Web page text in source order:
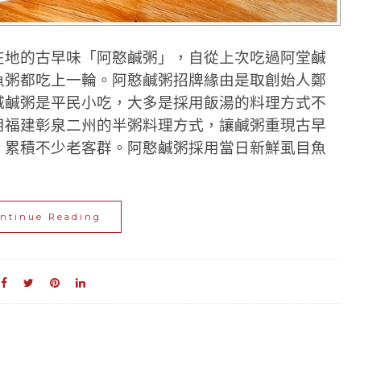
的古早味「阿憨鹹粥」，自從上次吃過阿堂鹹
都吃上一輪。阿憨鹹粥招牌緣由是取創始人鄭
粥是平民小吃，大多是採用飯湯的料理方式不
建彰泉二州的半粥料理方式，讓鹹粥重現古早
積不少老客群。阿憨鹹粥採用當日新鮮虱目魚
Reading